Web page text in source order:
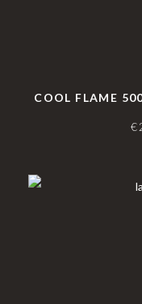
COOL FLAME
€